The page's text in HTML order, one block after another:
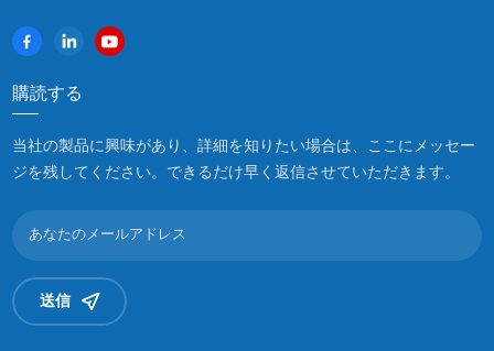
購読する
当社の製品に興味があり、詳細を知りたい場合は、ここにメッセー
ジを残してください。できるだけ早く返信させていただきます。
送信